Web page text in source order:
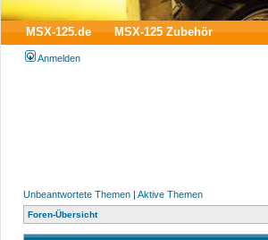
MSX-125.de MSX-125 Zubehör
Anmelden
Unbeantwortete Themen | Aktive Themen
Foren-Übersicht